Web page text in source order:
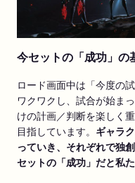
今セットの「成功」の
ロード画面中は「今度の
ワクワクし、試合が始ま
けの計画／判断を楽しく
目指しています。 ギャラ
っていき、それぞれで独
セットの「成功」だと私